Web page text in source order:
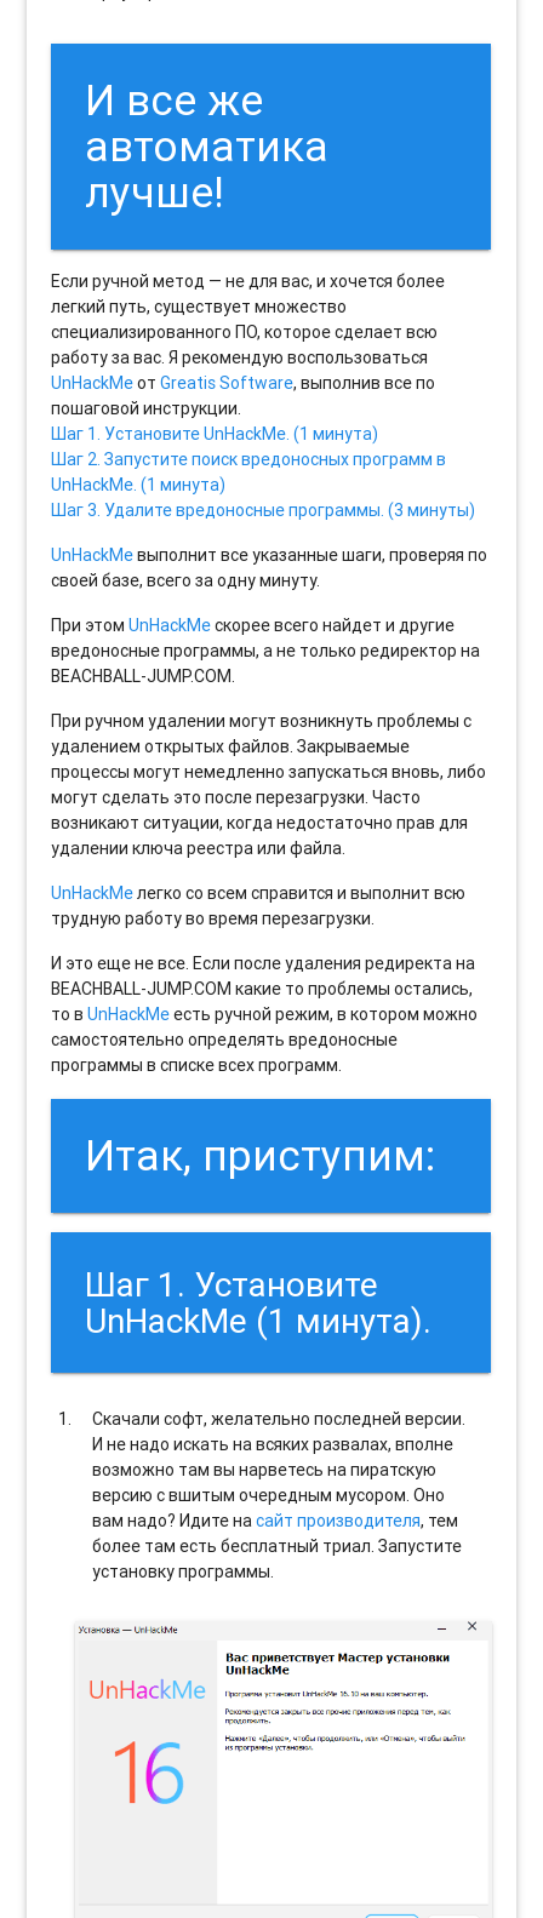
И все же
автоматика
лучше!
Если ручной метод — не для вас, и хочется более
легкий путь, существует множество
специализированного ПО, которое сделает всю
работу за вас. Я рекомендую воспользоваться
UnHackMeотGreatis Software, выполнив все по
пошаговой инструкции.
Шаг 1. Установите UnHackMe. (1 минута)
Шаг 2. Запустите поиск вредоносных программ в
UnHackMe. (1 минута)
Шаг 3. Удалите вредоносные программы. (3 минуты)
UnHackMeвыполнит все указанные шаги, проверяя по
своей базе, всего за одну минуту.
При этомUnHackMeскорее всего найдет и другие
вредоносные программы, а не только редиректор на
BEACHBALL-JUMP.COM.
При ручном удалении могут возникнуть проблемы с
удалением открытых файлов. Закрываемые
процессы могут немедленно запускаться вновь, либо
могут сделать это после перезагрузки. Часто
возникают ситуации, когда недостаточно прав для
удалении ключа реестра или файла.
UnHackMeлегко со всем справится и выполнит всю
трудную работу во время перезагрузки.
И это еще не все. Если после удаления редиректа на
BEACHBALL-JUMP.COM какие то проблемы остались,
то вUnHackMeесть ручной режим, в котором можно
самостоятельно определять вредоносные
программы в списке всех программ.
Итак, приступим:
Шаг 1. Установите
UnHackMe (1 минута).
Скачали софт, желательно последней версии.
И не надо искать на всяких развалах, вполне
возможно там вы нарветесь на пиратскую
версию с вшитым очередным мусором. Оно
вам надо? Идите насайт производителя, тем
более там есть бесплатный триал. Запустите
установку программы.